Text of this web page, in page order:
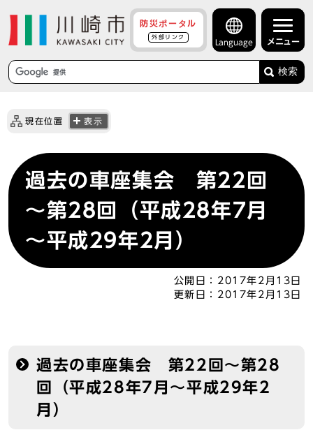
防災ポータル
外部リンク
Language メニュー
検索
現在位置 表示
過去の車座集会 第22回
～第28回（平成28年7月
～平成29年2月）
公開日： 2017年2月13日
更新日： 2017年2月13日
過去の車座集会 第22回～第28
回（平成28年7月～平成29年2
月）